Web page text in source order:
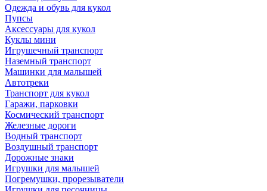
Одежда и обувь для кукол
Пупсы
Аксессуары для кукол
Куклы мини
Игрушечный транспорт
Наземный транспорт
Машинки для малышей
Автотреки
Транспорт для кукол
Гаражи, парковки
Космический транспорт
Железные дороги
Водный транспорт
Воздушный транспорт
Дорожные знаки
Игрушки для малышей
Погремушки, прорезыватели